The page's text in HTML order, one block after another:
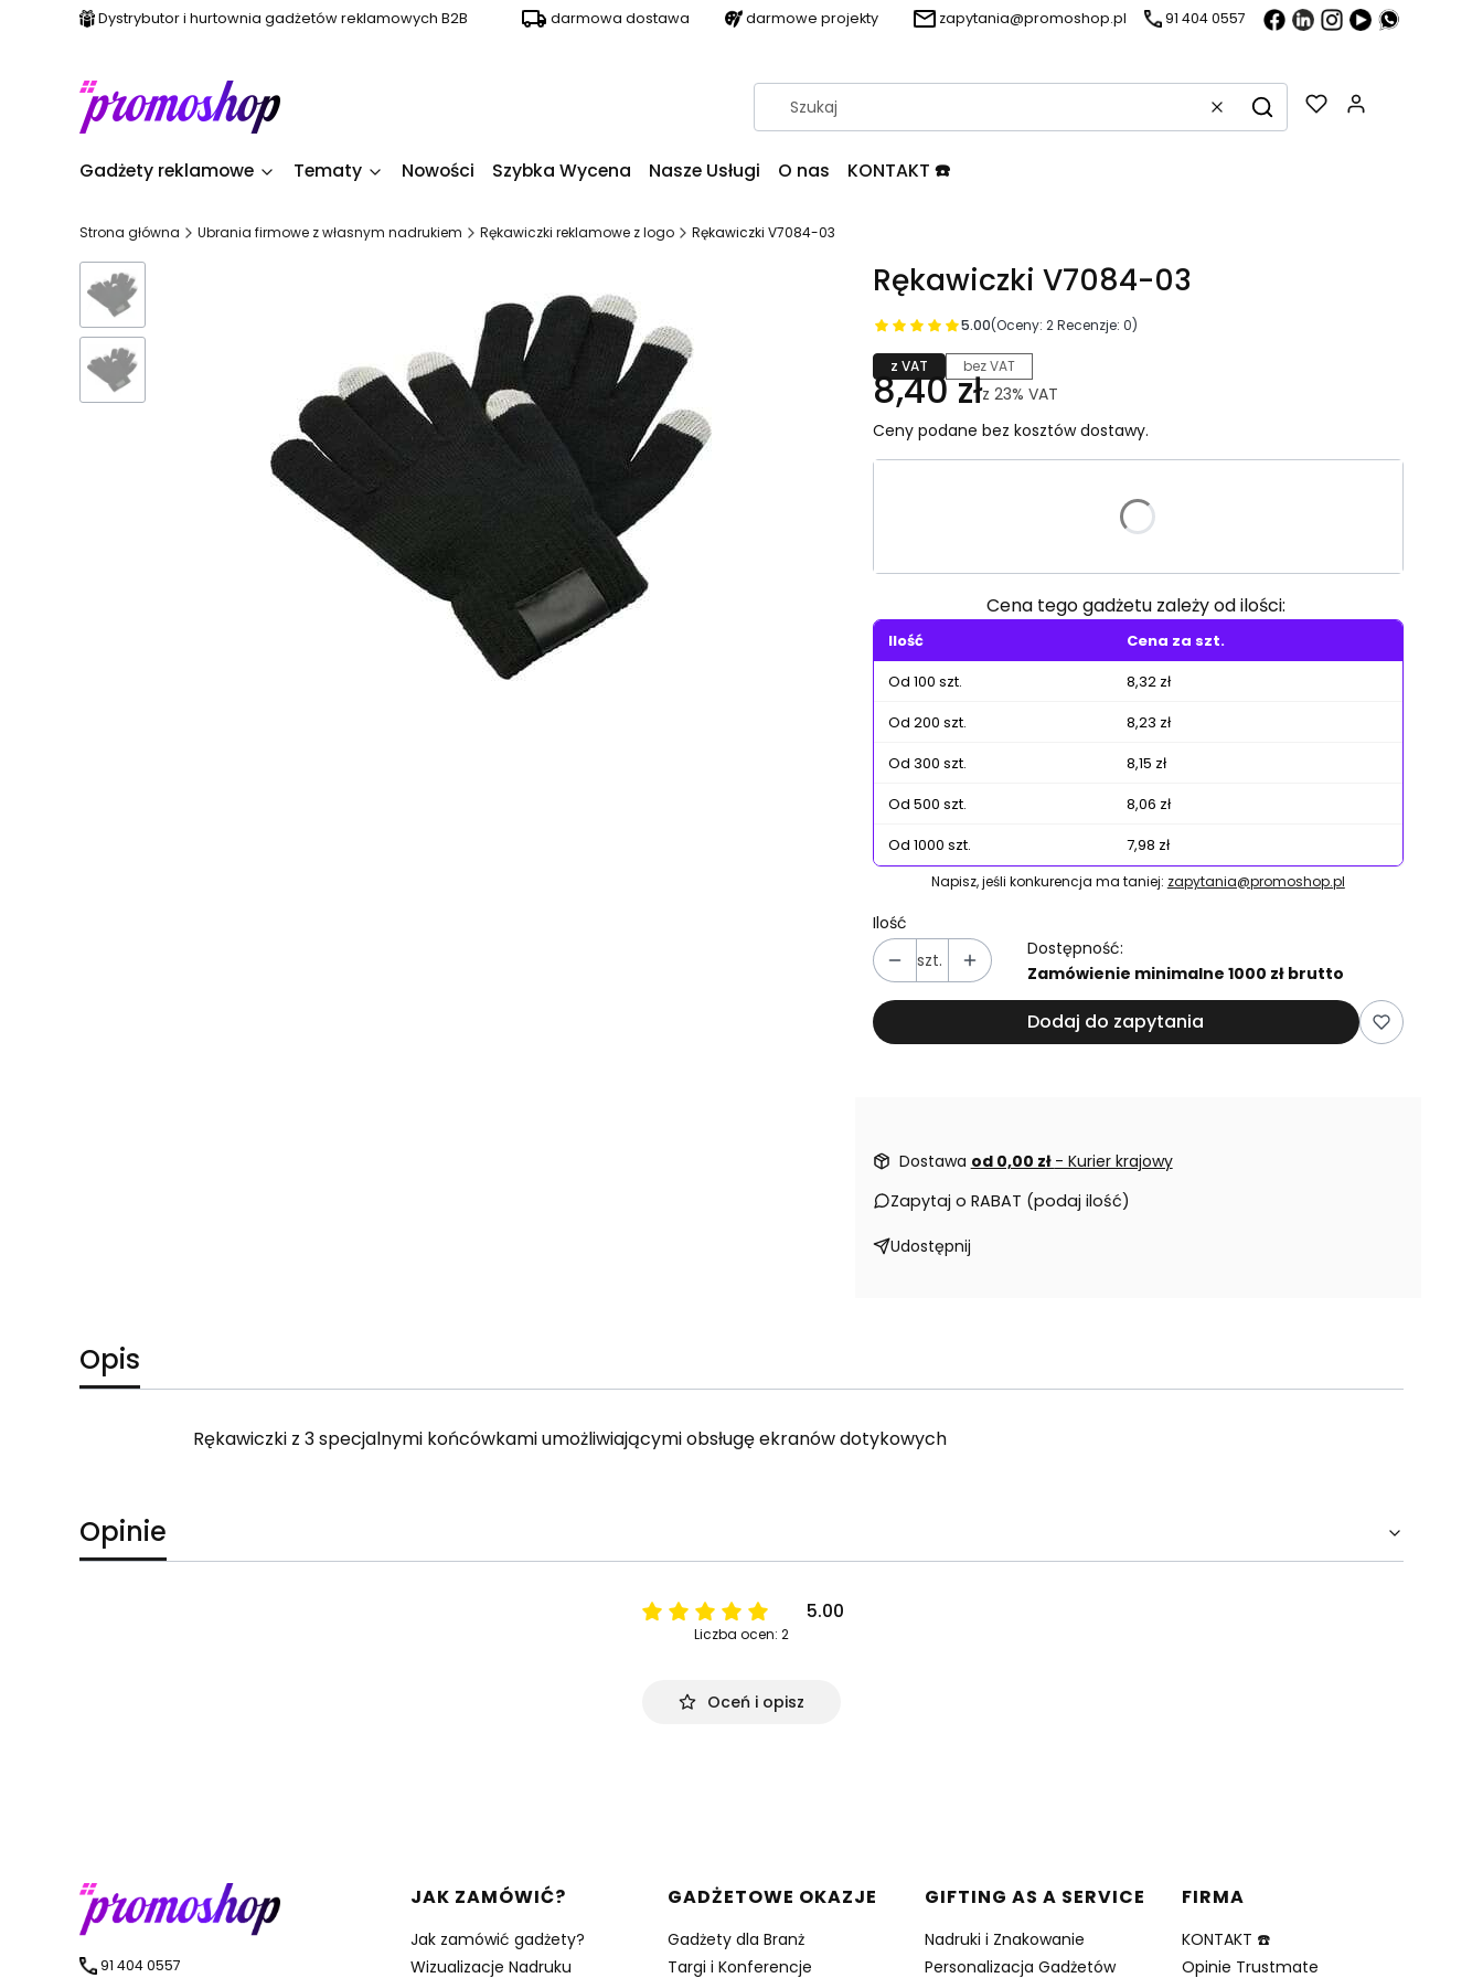
Dystrybutor i hurtownia gadżetów reklamowych B2B darmowa dostawa darmowe projekty zapytania@promoshop.pl 91 404 0557
WyczyśćSzukaj
Gadżety reklamowe Tematy Nowości Szybka Wycena Nasze Usługi O nas KONTAKT ☎️
Strona główna Ubrania firmowe z własnym nadrukiem Rękawiczki reklamowe z logo Rękawiczki V7084-03
Rękawiczki V7084-03
5.00(Oceny: 2 Recenzje: 0)
z VAT bez VAT
8,40 złz 23% VAT
Ceny podane bez kosztów dostawy.
Poszczególne warianty mogą różnić się ceną
Cena tego gadżetu zależy od ilości:
Ilość
Cena za szt.
Od 100 szt.
8,32 zł
Od 200 szt.
8,23 zł
Od 300 szt.
8,15 zł
Od 500 szt.
8,06 zł
Od 1000 szt.
7,98 zł
Napisz, jeśli konkurencja ma taniej: zapytania@promoshop.pl
Ilość
szt.
Dostępność:
Zamówienie minimalne 1000 zł brutto
Dodaj do zapytania
Dostawa od 0,00 zł - Kurier krajowy
Zapytaj o RABAT (podaj ilość)
Udostępnij
Opis
Rękawiczki z 3 specjalnymi końcówkami umożliwiającymi obsługę ekranów dotykowych
Opinie
5.00
Liczba ocen: 2
Oceń i opisz
91 404 0557
Linki w stopce
JAK ZAMÓWIĆ?
Jak zamówić gadżety?
Wizualizacje Nadruku
GADŻETOWE OKAZJE
Gadżety dla Branż
Targi i Konferencje
GIFTING AS A SERVICE
Nadruki i Znakowanie
Personalizacja Gadżetów
FIRMA
KONTAKT ☎️
Opinie Trustmate